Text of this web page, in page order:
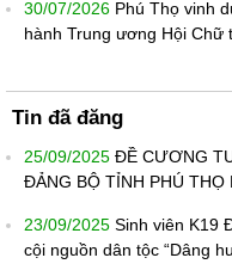
30/07/2026 Phú Thọ vinh
hành Trung ương Hội Chữ
Tin đã đăng
25/09/2025 ĐỀ CƯƠNG
ĐẢNG BỘ TỈNH PHÚ
23/09/2025 Sinh viên K19
cội nguồn dân tộc “Dâng